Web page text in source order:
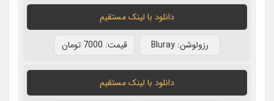
دانلود با لينک مستقيم
رزولوشن: Bluray قيمت: 7000 تومان
دانلود با لينک مستقيم